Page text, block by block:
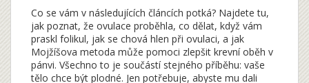
Co se vám v následujících článcích potká? Najdete tu,
jak poznat, že ovulace proběhla, co dělat, když vám
praskl folikul, jak se chová hlen při ovulaci, a jak
Mojžíšova metoda může pomoci zlepšit krevní oběh v
pánvi. Všechno to je součástí stejného příběhu: vaše
tělo chce být plodné. Jen potřebuje, abyste mu dali